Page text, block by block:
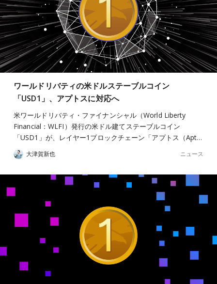
ワールドリバティの米ドルステーブルコイン
「USD1」、アプトスに対応へ
米ワールドリバティ・ファイナンシャル（World Liberty
Financial：WLFI）発行の米ドル建てステーブルコイン
「USD1」が、レイヤー1ブロックチェーン「アプトス（Apt…
大津賀新也 ニュース